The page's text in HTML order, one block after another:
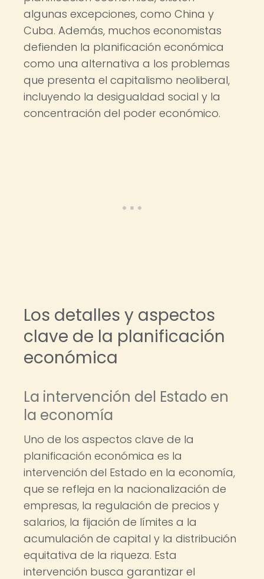
algunas excepciones, como China y
Cuba. Además, muchos economistas
defienden la planificación económica
como una alternativa a los problemas
que presenta el capitalismo neoliberal,
incluyendo la desigualdad social y la
concentración del poder económico.
Los detalles y aspectos
clave de la planificación
económica
La intervención del Estado en
la economía
Uno de los aspectos clave de la
planificación económica es la
intervención del Estado en la economía,
que se refleja en la nacionalización de
empresas, la regulación de precios y
salarios, la fijación de límites a la
acumulación de capital y la distribución
equitativa de la riqueza. Esta
intervención busca garantizar el